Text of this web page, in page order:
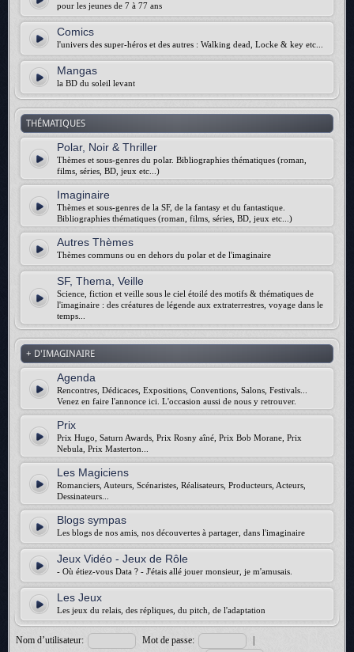
pour les jeunes de 7 à 77 ans
Comics
l'univers des super-héros et des autres : Walking dead, Locke & key etc...
Mangas
la BD du soleil levant
THÉMATIQUES
Polar, Noir & Thriller
Thèmes et sous-genres du polar. Bibliographies thématiques (roman,
films, séries, BD, jeux etc...)
Imaginaire
Thèmes et sous-genres de la SF, de la fantasy et du fantastique.
Bibliographies thématiques (roman, films, séries, BD, jeux etc...)
Autres Thèmes
Thèmes communs ou en dehors du polar et de l'imaginaire
SF, Thema, Veille
Science, fiction et veille sous le ciel étoilé des motifs & thématiques de
l'imaginaire : des créatures de légende aux extraterrestres, voyage dans le
temps...
+ D'IMAGINAIRE
Agenda
Rencontres, Dédicaces, Expositions, Conventions, Salons, Festivals...
Venez en faire l'annonce ici. L'occasion aussi de nous y retrouver.
Prix
Prix Hugo, Saturn Awards, Prix Rosny aîné, Prix Bob Morane, Prix
Nebula, Prix Masterton...
Les Magiciens
Romanciers, Auteurs, Scénaristes, Réalisateurs, Producteurs, Acteurs,
Dessinateurs...
Blogs sympas
Les blogs de nos amis, nos découvertes à partager, dans l'imaginaire
Jeux Vidéo - Jeux de Rôle
- Où étiez-vous Data ? - J'étais allé jouer monsieur, je m'amusais.
Les Jeux
Les jeux du relais, des répliques, du pitch, de l'adaptation
Nom d’utilisateur: Mot de passe:
|